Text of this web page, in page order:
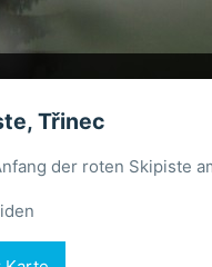
Třinec
der roten Skipiste